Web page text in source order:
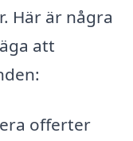
Här är några
att
offerter